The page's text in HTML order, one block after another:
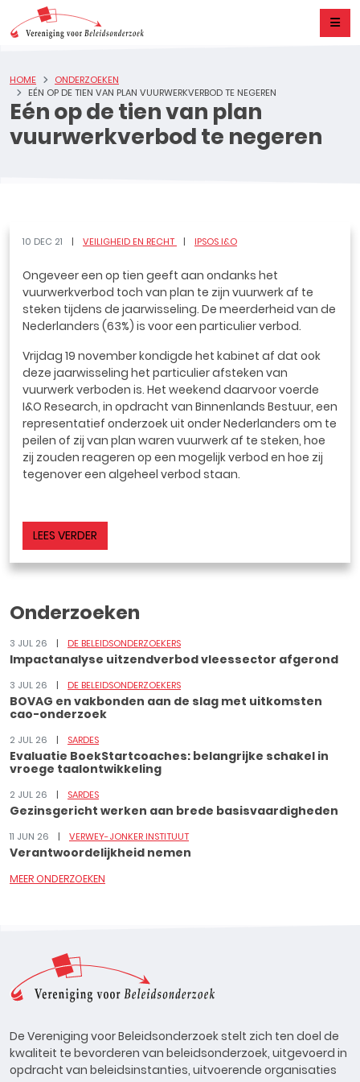
Eén op de tien van plan
vuurwerkverbod te negeren
HOME
ONDERZOEKEN
EÉN OP DE TIEN VAN PLAN VUURWERKVERBOD TE NEGEREN
10 DEC 21 VEILIGHEID EN RECHT IPSOS I&O
Ongeveer een op tien geeft aan ondanks het
vuurwerkverbod toch van plan te zijn vuurwerk af te
steken tijdens de jaarwisseling. De meerderheid van de
Nederlanders (63%) is voor een particulier verbod.
Vrijdag 19 november kondigde het kabinet af dat ook
deze jaarwisseling het particulier afsteken van
vuurwerk verboden is. Het weekend daarvoor voerde
I&O Research, in opdracht van Binnenlands Bestuur, een
representatief onderzoek uit onder Nederlanders om te
peilen of zij van plan waren vuurwerk af te steken, hoe
zij zouden reageren op een mogelijk verbod en hoe zij
tegenover een algeheel verbod staan.
LEES VERDER
Onderzoeken
3 JUL 26 DE BELEIDSONDERZOEKERS
Impactanalyse uitzendverbod vleessector afgerond
3 JUL 26 DE BELEIDSONDERZOEKERS
BOVAG en vakbonden aan de slag met uitkomsten
cao-onderzoek
2 JUL 26 SARDES
Evaluatie BoekStartcoaches: belangrijke schakel in
vroege taalontwikkeling
2 JUL 26 SARDES
Gezinsgericht werken aan brede basisvaardigheden
11 JUN 26 VERWEY-JONKER INSTITUUT
Verantwoordelijkheid nemen
MEER ONDERZOEKEN
De Vereniging voor Beleidsonderzoek stelt zich ten doel de
kwaliteit te bevorderen van beleidsonderzoek, uitgevoerd in
opdracht van beleidsinstanties, uitvoerende organisaties